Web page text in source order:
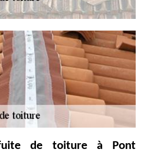
fuite de toiture à Pont